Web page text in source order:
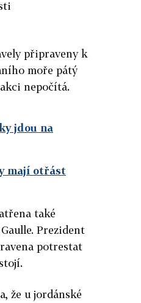
připraveny k
moře pátý
nepočítá.
jdou na
mají otřást
také
Prezident
potrestat
že u jordánské